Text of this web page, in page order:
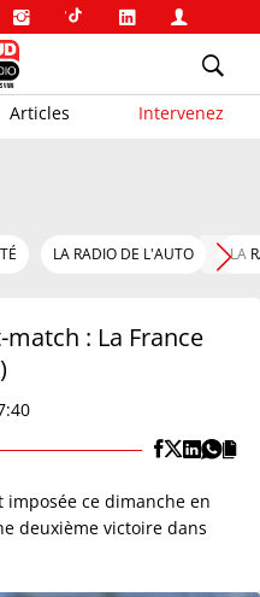
Articles Intervenez
LA RADIO DE L'AUTO LA
match : La France
ce dimanche en
deuxième victoire dans